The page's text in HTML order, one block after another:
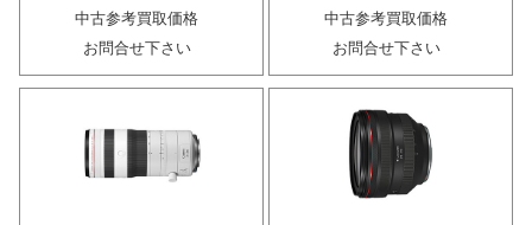
中古参考買取価格
お問合せ下さい
中古参考買取価格
お問合せ下さい